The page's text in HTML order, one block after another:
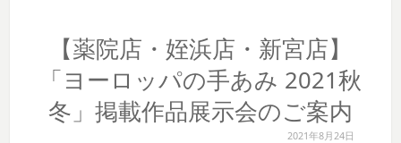
商品紹介
イベント
【薬院店・姪浜店・新宮店】
「ヨーロッパの手あみ 2021秋
冬」掲載作品展示会のご案内
2021年8月24日